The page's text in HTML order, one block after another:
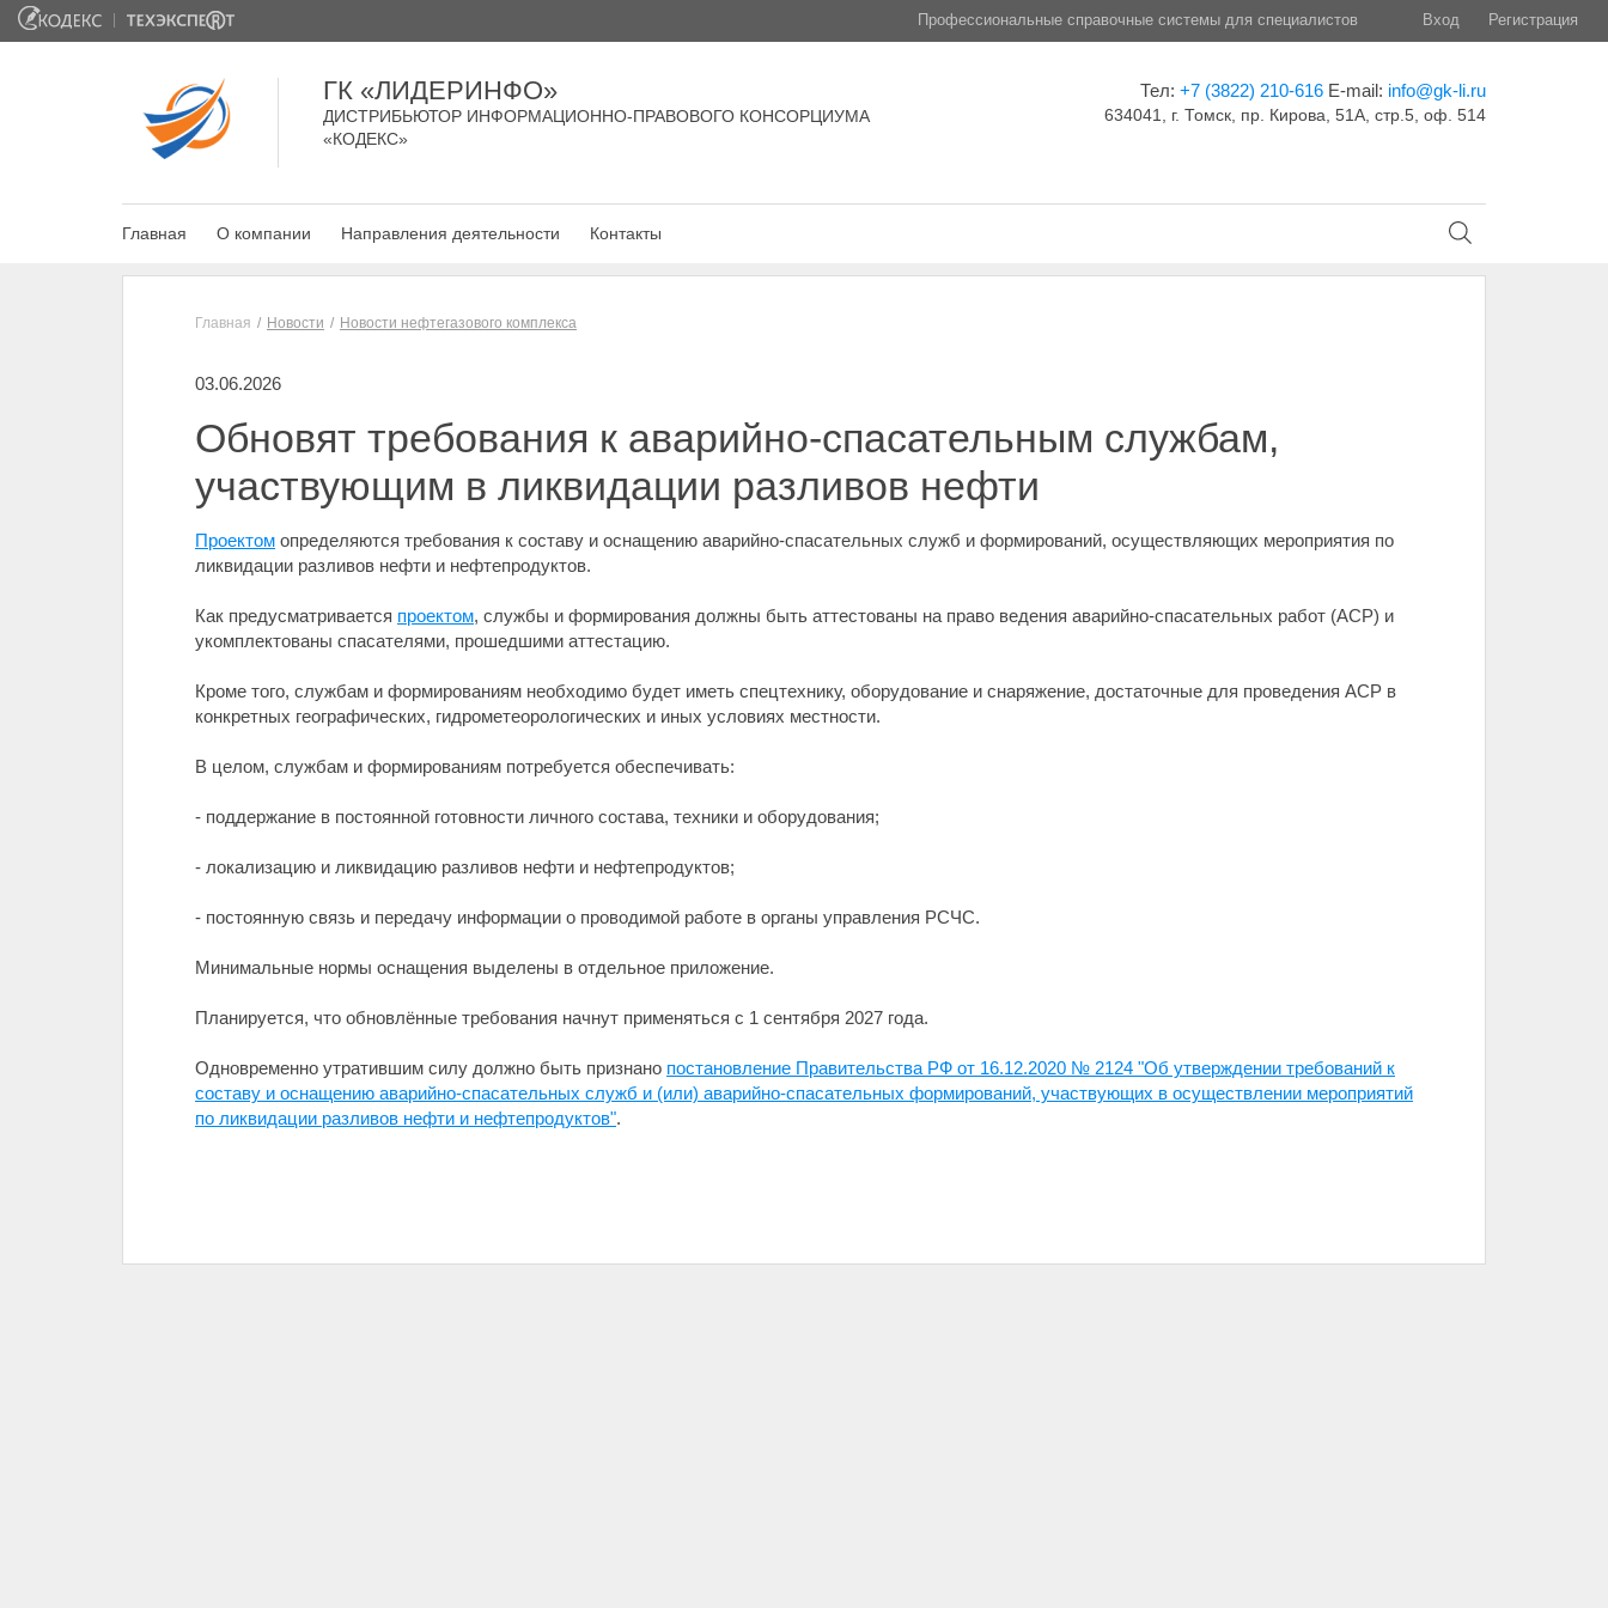
Профессиональные справочные системы для специалистов Вход Регистрация
ГК «ЛИДЕРИНФО»
ДИСТРИБЬЮТОР ИНФОРМАЦИОННО-ПРАВОВОГО КОНСОРЦИУМА
«КОДЕКС»
Тел: +7 (3822) 210-616 E-mail: info@gk-li.ru
634041, г. Томск, пр. Кирова, 51А, стр.5, оф. 514
Главная О компании Направления деятельности Контакты
Главная Новости Новости нефтегазового комплекса
03.06.2026
Обновят требования к аварийно-спасательным службам,
участвующим в ликвидации разливов нефти
Проектом определяются требования к составу и оснащению аварийно-спасательных служб и формирований, осуществляющих мероприятия по
ликвидации разливов нефти и нефтепродуктов.
Как предусматривается проектом, службы и формирования должны быть аттестованы на право ведения аварийно-спасательных работ (АСР) и
укомплектованы спасателями, прошедшими аттестацию.
Кроме того, службам и формированиям необходимо будет иметь спецтехнику, оборудование и снаряжение, достаточные для проведения АСР в
конкретных географических, гидрометеорологических и иных условиях местности.
В целом, службам и формированиям потребуется обеспечивать:
- поддержание в постоянной готовности личного состава, техники и оборудования;
- локализацию и ликвидацию разливов нефти и нефтепродуктов;
- постоянную связь и передачу информации о проводимой работе в органы управления РСЧС.
Минимальные нормы оснащения выделены в отдельное приложение.
Планируется, что обновлённые требования начнут применяться с 1 сентября 2027 года.
Одновременно утратившим силу должно быть признано постановление Правительства РФ от 16.12.2020 № 2124 "Об утверждении требований к
составу и оснащению аварийно-спасательных служб и (или) аварийно-спасательных формирований, участвующих в осуществлении мероприятий
по ликвидации разливов нефти и нефтепродуктов".